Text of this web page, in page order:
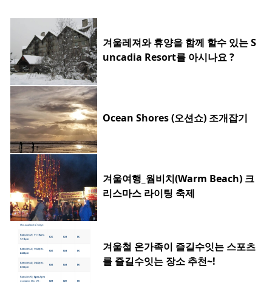
겨울레져와 휴양을 함께 할수 있는 S
uncadia Resort를 아시나요 ?
Ocean Shores (오션쇼) 조개잡기
겨울여행_웜비치(Warm Beach) 크
리스마스 라이팅 축제
겨울철 온가족이 즐길수잇는 스포츠
를 즐길수잇는 장소 추천~!